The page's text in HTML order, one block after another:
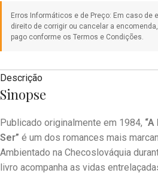
Descrição
Sinopse
Publicado originalmente em 1984,
Ser” é um dos romances mais
Ambientado na Checoslováquia
livro acompanha as vidas